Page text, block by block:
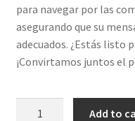
para navegar por las
asegurando que su
adecuados. ¿Estás listo
¡Convirtamos juntos el
Add to